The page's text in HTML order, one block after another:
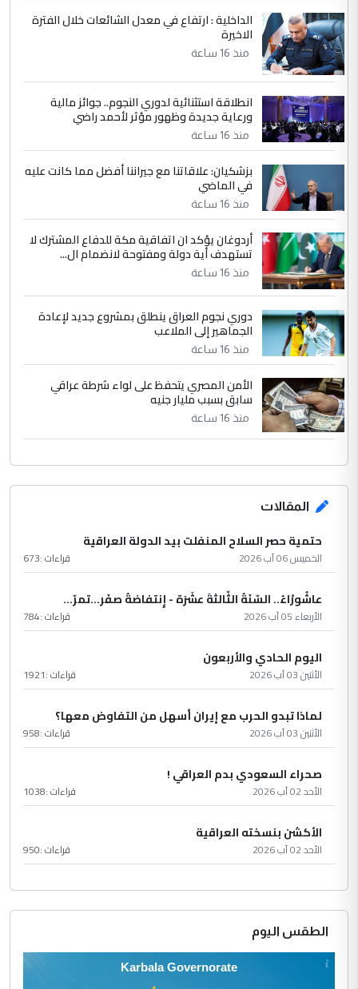
ابا فرات ...
الموضوع :
الجواهري يرد على صدام حسين سل
مضجعيك يابن الزنا (نص كامل)
5 سردار
التعليق : واحد من عصابة علي ماما يسقط
جنسية الرافد الثالث للعراق ومن اصول عريقة
الموضوع :
الجواهري يرد على صدام حسين سل
مضجعيك يابن الزنا (نص كامل)
الداخلية : ارتفاع في معدل الشائعات خلال الفترة
الاخيرة
منذ 16 ساعة
انطلاقة استثنائية لدوري النجوم.. جوائز مالية
ورعاية جديدة وظهور مؤثر لأحمد راضي
منذ 16 ساعة
بزشكيان: علاقاتنا مع جيراننا أفضل مما كانت عليه
في الماضي
منذ 16 ساعة
أردوغان يؤكد ان اتفاقية مكة للدفاع المشترك لا
تستهدف أية دولة ومفتوحة لانضمام ال...
منذ 16 ساعة
دوري نجوم العراق ينطلق بمشروع جديد لإعادة
الجماهير إلى الملاعب
منذ 16 ساعة
الأمن المصري يتحفظ على لواء شرطة عراقي
سابق بسبب مليار جنيه
منذ 16 ساعة
المقالات
حتمية حصر السلاح المنفلت بيد الدولة العراقية
الخميس 06 آب 2026 قراءات :673
عاشُورْاءُ.. السّنَةُ الثّالثةَ عشَرَة - إِنتفاضةُ صفَر…تمرّ...
الأربعاء 05 آب 2026 قراءات :784
اليوم الحادي والأربعون
الأثنين 03 آب 2026 قراءات :1921
لماذا تبدو الحرب مع إيران أسهل من التفاوض معها؟
الأثنين 03 آب 2026 قراءات :958
صحراء السعودي بدم العراقي !
الأحد 02 آب 2026 قراءات :1038
الأكشن بنسخته العراقية
الأحد 02 آب 2026 قراءات :950
الطقس اليوم
Karbala Governorate